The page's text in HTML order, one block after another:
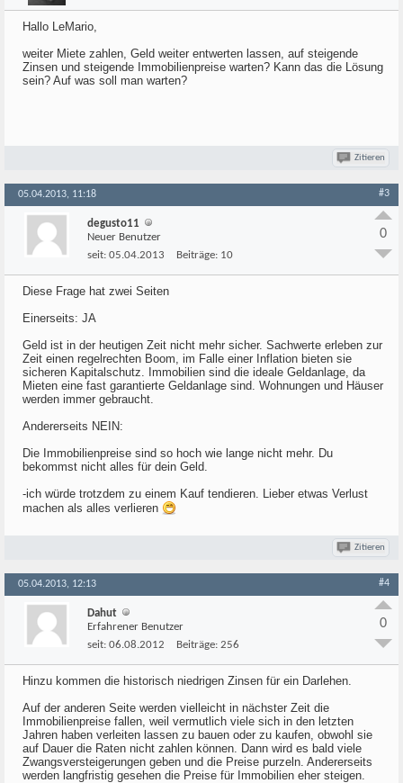
Hallo LeMario,
weiter Miete zahlen, Geld weiter entwerten lassen, auf steigende
Zinsen und steigende Immobilienpreise warten? Kann das die Lösung
sein? Auf was soll man warten?
Zitieren
05.04.2013, 11:18 #3
degusto11
Neuer Benutzer
seit: 05.04.2013 Beiträge: 10
0
Diese Frage hat zwei Seiten
Einerseits: JA
Geld ist in der heutigen Zeit nicht mehr sicher. Sachwerte erleben zur
Zeit einen regelrechten Boom, im Falle einer Inflation bieten sie
sicheren Kapitalschutz. Immobilien sind die ideale Geldanlage, da
Mieten eine fast garantierte Geldanlage sind. Wohnungen und Häuser
werden immer gebraucht.
Andererseits NEIN:
Die Immobilienpreise sind so hoch wie lange nicht mehr. Du
bekommst nicht alles für dein Geld.
-ich würde trotzdem zu einem Kauf tendieren. Lieber etwas Verlust
machen als alles verlieren
Zitieren
05.04.2013, 12:13 #4
Dahut
Erfahrener Benutzer
seit: 06.08.2012 Beiträge: 256
0
Hinzu kommen die historisch niedrigen Zinsen für ein Darlehen.
Auf der anderen Seite werden vielleicht in nächster Zeit die
Immobilienpreise fallen, weil vermutlich viele sich in den letzten
Jahren haben verleiten lassen zu bauen oder zu kaufen, obwohl sie
auf Dauer die Raten nicht zahlen können. Dann wird es bald viele
Zwangsversteigerungen geben und die Preise purzeln. Andererseits
werden langfristig gesehen die Preise für Immobilien eher steigen.